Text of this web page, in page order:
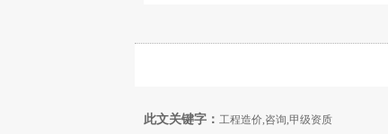
此文关键字： 工程造价,咨询,甲级资质